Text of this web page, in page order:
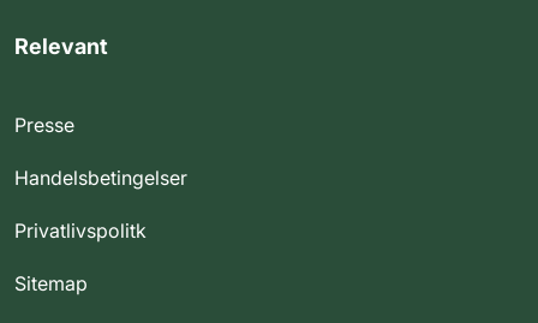
Relevant
Presse
Handelsbetingelser
Privatlivspolitk
Sitemap